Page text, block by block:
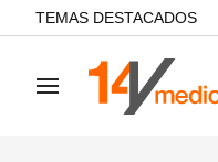
common.go-to-content
TEMAS DESTACADOS
Navegación